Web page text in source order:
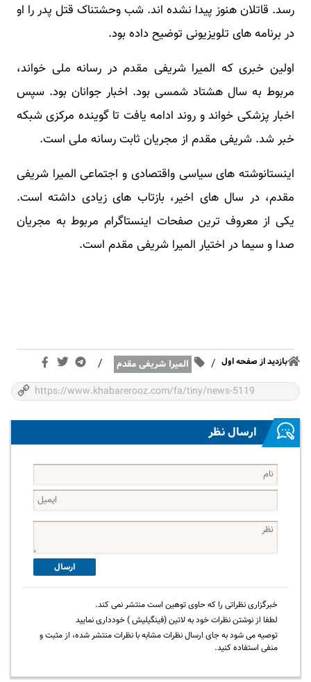
رسد. قاتلان هنوز پیدا نشده اند. شب وحشتناک قتل پدر را او
در برنامه های تلویزیونی توضیح داده بود.
اولین خبری که المیرا شریفی مقدم در رسانه ملی خواند،
مربوط به سال هشتاد شمسی بود. اخبار جوانان بود. سپس
اخبار پزشکی خواند و روند ادامه یافت تا گوینده مرکزی شبکه
خبر شد. شریفی مقدم از مجریان ثابت رسانه ملی است.
اینستانوشته های سیاسی واقتصادی و اجتماعی المیرا شریفی
مقدم، در سال های اخیر، بازتاب های زیادی داشته است.
یکی از معروف ترین صفحات اینستاگرام مربوط به مجریان
صدا و سیما در اختیار المیرا شریفی مقدم است.
بازدید از صفحه اول / المیرا شریفی مقدم /
ارسال نظر
ارسال
خبرگزاری نظراتی را که حاوی توهین است منتشر نمی کند.
لطفا از نوشتن نظرات خود به لاتین (فینگیلیش ) خودداری نمایید
توصیه می شود به جای ارسال نظرات مشابه با نظرات منتشر شده، از مثبت و
منفی استفاده کنید.